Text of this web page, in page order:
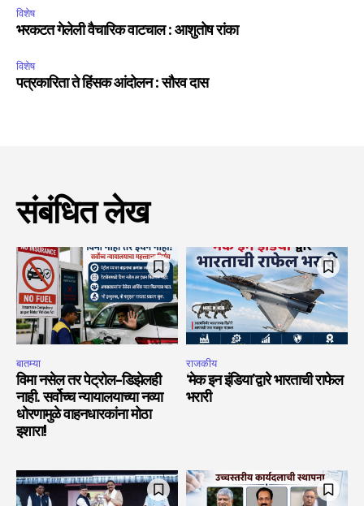
विशेष
भरकटत गेलेली वैचारिक वाटचाल : आशुतोष रांका
विशेष
पत्रकारिता ते हिंसक आंदोलन : सौरव दास
संबंधित लेख
बातम्या
विमा नसेल तर पेट्रोल-डिझेलही
नाही. सर्वोच्च न्यायालयाच्या नव्या
धोरणामुळे वाहनधारकांना मोठा
इशारा!
राजकीय
‘मेक इन इंडिया’द्वारे भारताची राफेल
भरारी